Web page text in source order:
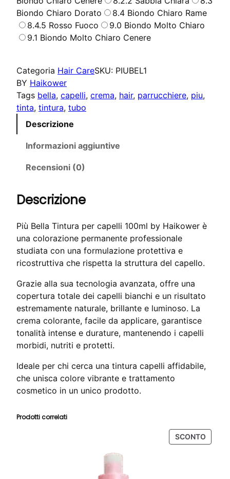
5
9
€
.
€
.
Biondo Chiaro Dorato
8.4 Biondo Chiaro Rame
8.4.5 Rosso Fuoco
9.0 Biondo Molto Chiaro
9.1 Biondo Molto Chiaro Cenere
Categoria Hair CareSKU: PIUBEL1
BY Haikower
Tags bella, capelli, crema, hair, parrucchiere, piu
tinta, tintura, tubo
Descrizione
Informazioni aggiuntive
Recensioni (0)
Descrizione
Più Bella Tintura per capelli 100ml by Haikower è
una colorazione permanente professionale
studiata con una formulazione protettiva e
ricostruttiva che rispetta la struttura del capello.
Grazie alla sua tecnologia avanzata, offre una
copertura totale dei capelli bianchi e un risultato
estremamente naturale, brillante e luminoso. La
crema colorante, facile da applicare, garantisce
tonalità intense e durature, mantenendo i capelli
morbidi, nutriti e protetti.
Ideale per chi cerca una tintura capelli affidabile,
che unisca colore vibrante e trattamento
cosmetico in un unico prodotto.
Prodotti correlati
SCONTO
IN